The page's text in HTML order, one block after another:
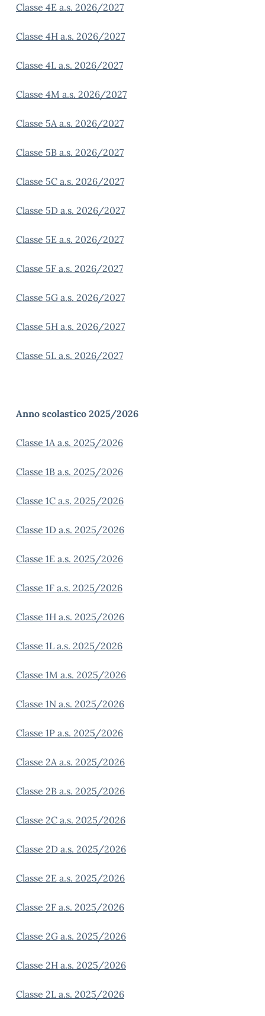
Classe 4E a.s. 2026/2027
Classe 4H a.s. 2026/2027
Classe 4L a.s. 2026/2027
Classe 4M a.s. 2026/2027
Classe 5A a.s. 2026/2027
Classe 5B a.s. 2026/2027
Classe 5C a.s. 2026/2027
Classe 5D a.s. 2026/2027
Classe 5E a.s. 2026/2027
Classe 5F a.s. 2026/2027
Classe 5G a.s. 2026/2027
Classe 5H a.s. 2026/2027
Classe 5L a.s. 2026/2027
Anno scolastico 2025/2026
Classe 1A a.s. 2025/2026
Classe 1B a.s. 2025/2026
Classe 1C a.s. 2025/2026
Classe 1D a.s. 2025/2026
Classe 1E a.s. 2025/2026
Classe 1F a.s. 2025/2026
Classe 1H a.s. 2025/2026
Classe 1L a.s. 2025/2026
Classe 1M a.s. 2025/2026
Classe 1N a.s. 2025/2026
Classe 1P a.s. 2025/2026
Classe 2A a.s. 2025/2026
Classe 2B a.s. 2025/2026
Classe 2C a.s. 2025/2026
Classe 2D a.s. 2025/2026
Classe 2E a.s. 2025/2026
Classe 2F a.s. 2025/2026
Classe 2G a.s. 2025/2026
Classe 2H a.s. 2025/2026
Classe 2L a.s. 2025/2026